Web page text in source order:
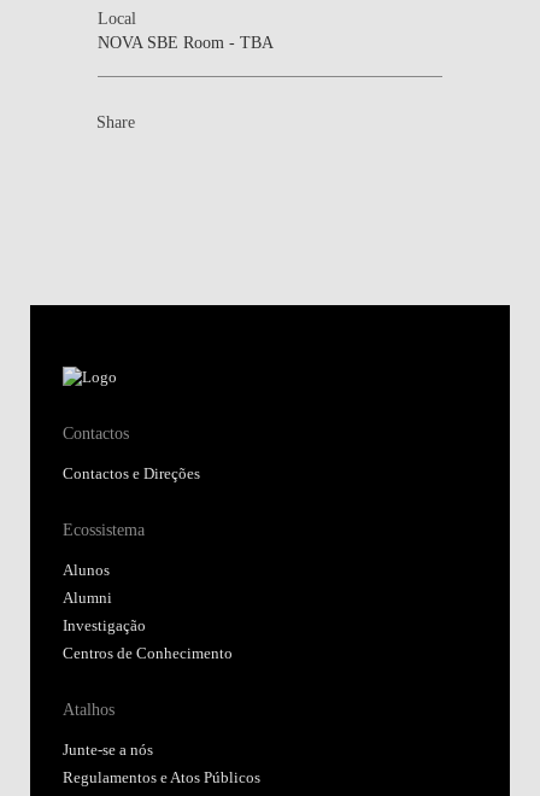
Local
NOVA SBE Room - TBA
Share
Contactos
Contactos e Direções
Ecossistema
Alunos
Alumni
Investigação
Centros de Conhecimento
Atalhos
Junte-se a nós
Regulamentos e Atos Públicos